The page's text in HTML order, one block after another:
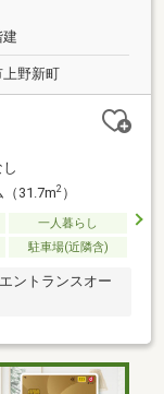
野新町
し
31.7m2）
一人暮らし
駐車場(近隣含)
ントランスオー